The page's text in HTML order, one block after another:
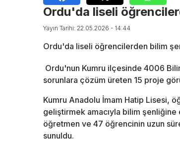
Ordu'da liseli
Yayın Tarihi: 22.05.2026 - 14:44
Ordu'da liseli öğrencilerden bilim
Ordu'nun Kumru ilçesinde 4006
sorunlara çözüm üreten 15 proje
Kumru Anadolu İmam Hatip Lisesi,
geliştirmek amacıyla bilim şenliğine
öğretmen ve 47 öğrencinin uzun
sunuldu.